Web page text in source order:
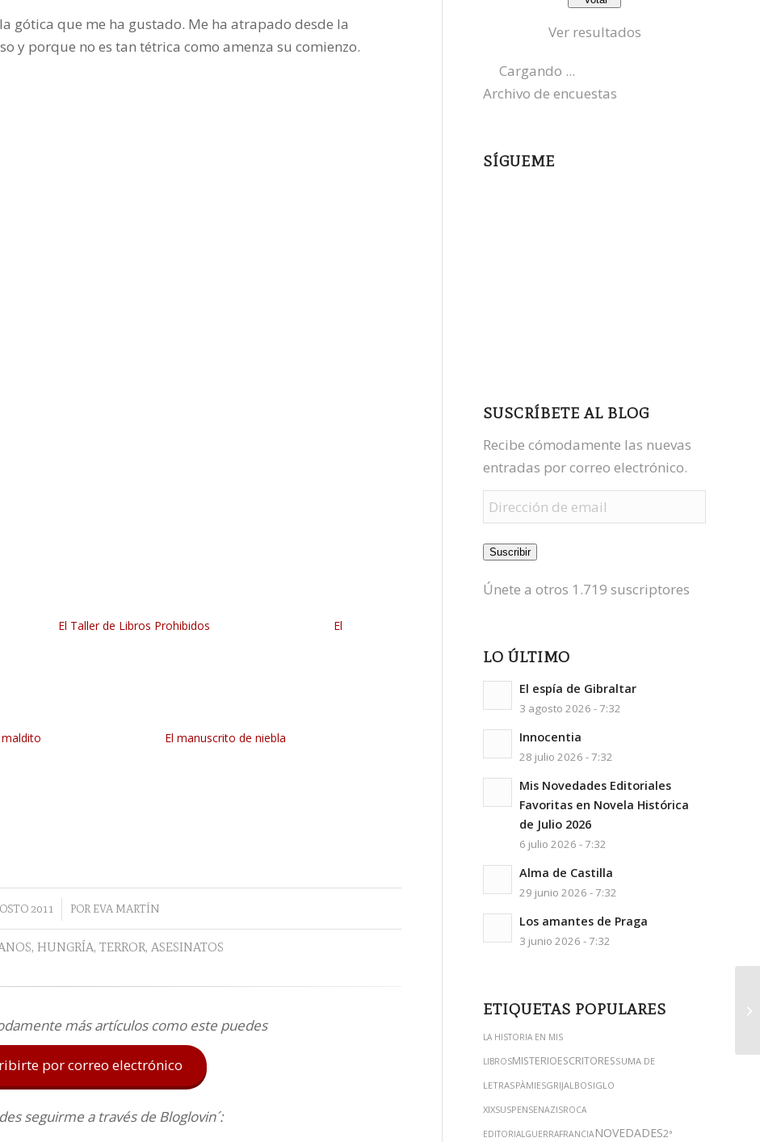
gótica que me ha gustado. Me ha atrapado desde la
y porque no es tan tétrica como amenza su comienzo.
El Taller de Libros Prohibidos El
maldito El manuscrito de niebla
2011
/ POR EVA MARTÍN
, HUNGRÍA, TERROR, ASESINATOS
más artículos como este puedes
por correo electrónico
seguirme a través de Bloglovin´:
Ver resultados
Cargando ...
Archivo de encuestas
SÍGUEME
SUSCRÍBETE AL BLOG
Recibe cómodamente las nuevas
entradas por correo electrónico.
Dirección
de
email
Suscribir
Únete a otros 1.719 suscriptores
LO ÚLTIMO
El espía de Gibraltar
3 agosto 2026 - 7:32
Innocentia
28 julio 2026 - 7:32
Mis Novedades Editoriales
Favoritas en Novela Histórica
de Julio 2026
6 julio 2026 - 7:32
Alma de Castilla
29 junio 2026 - 7:32
Los amantes de Praga
3 junio 2026 - 7:32
ETIQUETAS POPULARES
LA HISTORIA EN MIS
LIBROSMISTERIOESCRITORESSUMA DE
LETRASPÀMIESGRIJALBOSIGLO
XIXSUSPENSENAZISROCA
EDITORIALGUERRAFRANCIANOVEDADES2ª